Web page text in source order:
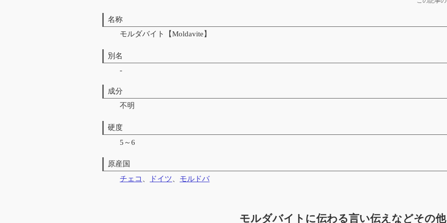
名称
モルダバイト【Moldavite】
別名
-
成分
不明
硬度
5～6
原産国
チェコ
ドイツ モルドバ
モルダバイトに伝わる言い伝えなどその他